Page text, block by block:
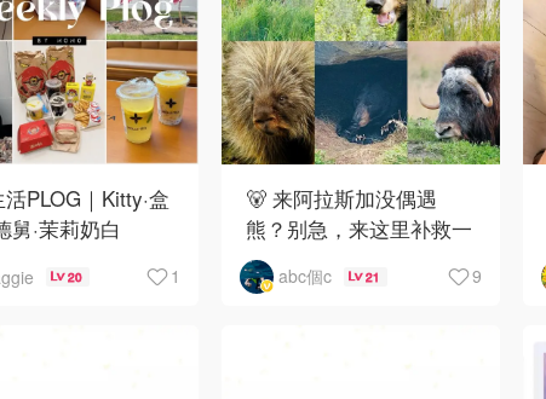
活PLOG｜Kitty·盒
舅·茉莉奶白
20 1
🐻 来阿拉斯加没偶遇
熊？别急，来这里补救一
下！
abc個c 21 9